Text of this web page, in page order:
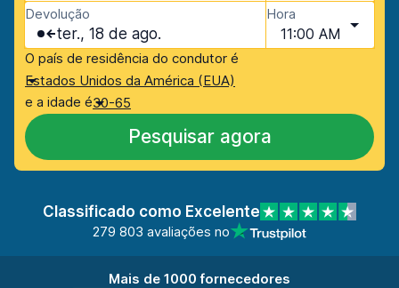
Devolução
ter., 18 de ago.
Hora
11:00 AM
O país de residência do condutor é
Estados Unidos da América (EUA)
e a idade é30-65
Pesquisar agora
Classificado como Excelente
279 803 avaliações no
Mais de 1000 fornecedores